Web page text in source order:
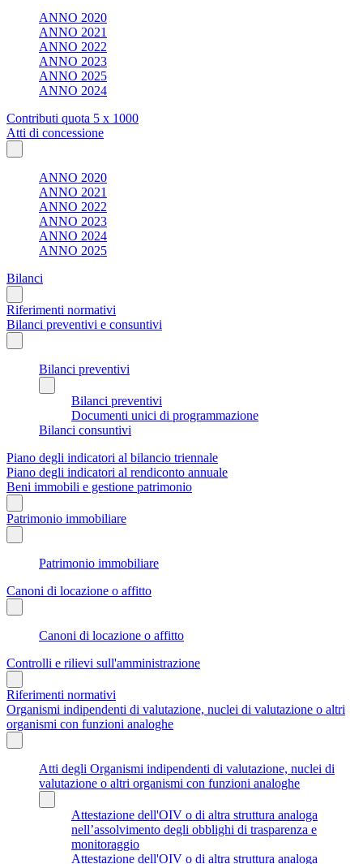
ANNO 2020
ANNO 2021
ANNO 2022
ANNO 2023
ANNO 2025
ANNO 2024
Contributi quota 5 x 1000
Atti di concessione
ANNO 2020
ANNO 2021
ANNO 2022
ANNO 2023
ANNO 2024
ANNO 2025
Bilanci
Riferimenti normativi
Bilanci preventivi e consuntivi
Bilanci preventivi
Bilanci preventivi
Documenti unici di programmazione
Bilanci consuntivi
Piano degli indicatori al bilancio triennale
Piano degli indicatori al rendiconto annuale
Beni immobili e gestione patrimonio
Patrimonio immobiliare
Patrimonio immobiliare
Canoni di locazione o affitto
Canoni di locazione o affitto
Controlli e rilievi sull'amministrazione
Riferimenti normativi
Organismi indipendenti di valutazione, nuclei di valutazione o altri
organismi con funzioni analoghe
Atti degli Organismi indipendenti di valutazione, nuclei di
valutazione o altri organismi con funzioni analoghe
Attestazione dell'OIV o di altra struttura analoga
nell’assolvimento degli obblighi di trasparenza e
monitoraggio
Attestazione dell'OIV o di altra struttura analoga